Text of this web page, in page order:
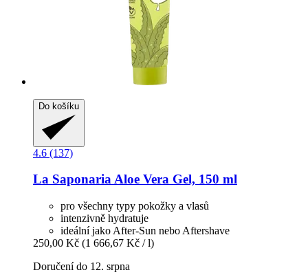
Do košíku
4.6 (137)
La SaponariaAloe Vera Gel, 150 ml
pro všechny typy pokožky a vlasů
intenzivně hydratuje
ideální jako After-Sun nebo Aftershave
250,00 Kč (1 666,67 Kč / l)
Doručení do 12. srpna